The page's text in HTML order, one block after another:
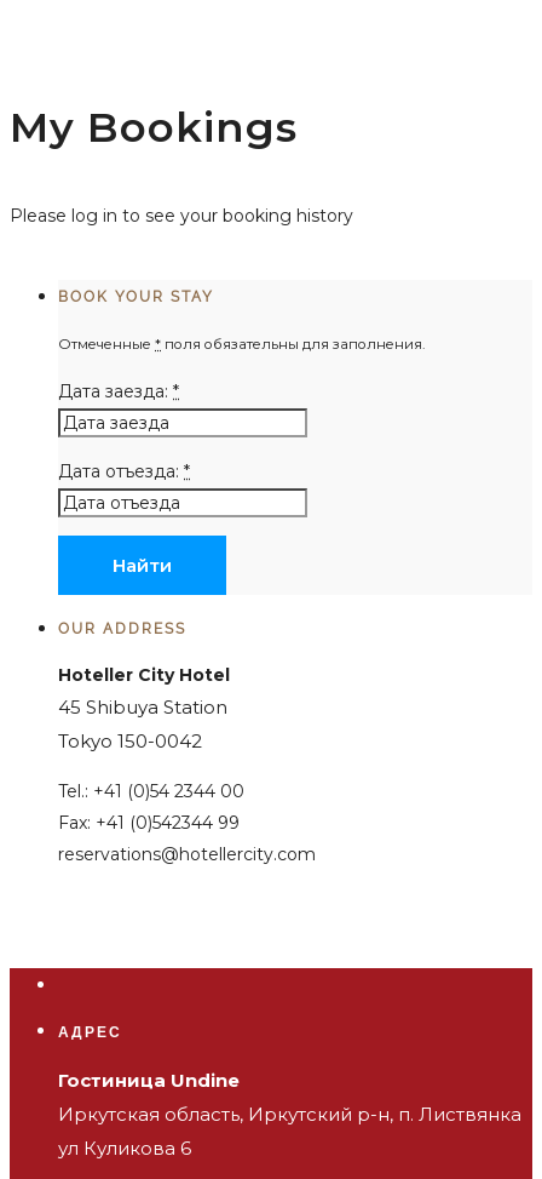
My Bookings
Please log in to see your booking history
BOOK YOUR STAY
Отмеченные * поля обязательны для заполнения.
Дата заезда: *
Дата отъезда: *
OUR ADDRESS
Hoteller City Hotel
45 Shibuya Station
Tokyo 150-0042
Tel.: +41 (0)54 2344 00
Fax: +41 (0)542344 99
reservations@hotellercity.com
АДРЕС
Гостиница Undine
Иркутская область, Иркутский р-н, п. Листвянка
ул Куликова 6